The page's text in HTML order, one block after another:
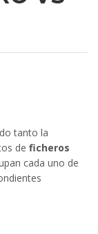
tanto la
de ficheros
cada uno de